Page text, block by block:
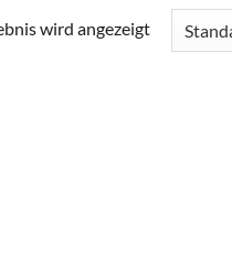
wird angezeigt